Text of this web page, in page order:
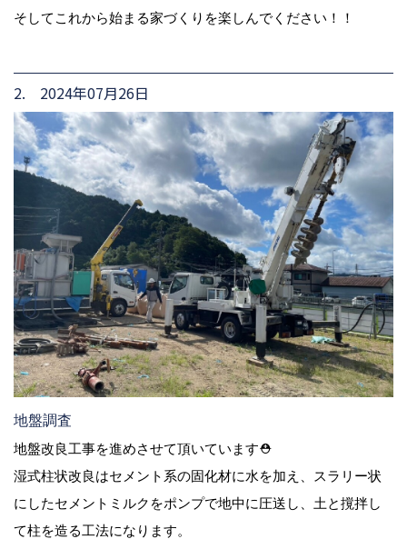
そしてこれから始まる家づくりを楽しんでください！！
2. 2024年07月26日
地盤調査
地盤改良工事を進めさせて頂いています⛑
湿式柱状改良はセメント系の固化材に水を加え、スラリー状
にしたセメントミルクをポンプで地中に圧送し、土と撹拌し
て柱を造る工法になります。